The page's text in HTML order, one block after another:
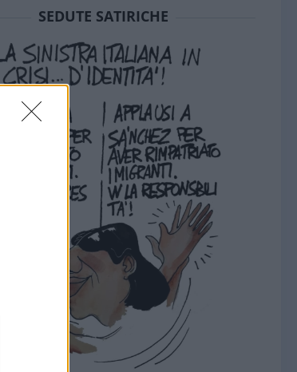
SEDUTE SATIRICHE